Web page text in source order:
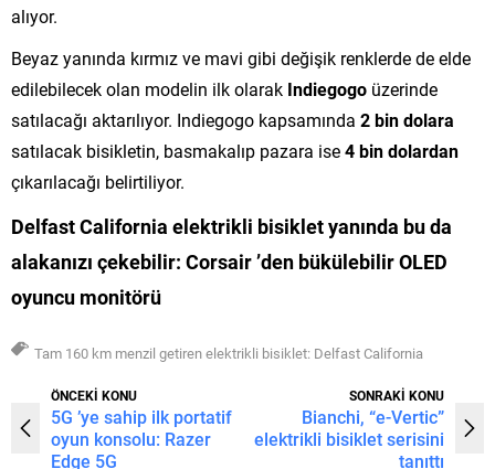
alıyor.
Beyaz yanında kırmız ve mavi gibi değişik renklerde de elde
edilebilecek olan modelin ilk olarak Indiegogo üzerinde
satılacağı aktarılıyor. Indiegogo kapsamında 2 bin dolara
satılacak bisikletin, basmakalıp pazara ise4 bin dolardan
çıkarılacağı belirtiliyor.
Delfast California elektrikli bisiklet yanında bu da
alakanızı çekebilir: Corsair ’den bükülebilir OLED
oyuncu monitörü
Tam 160 km menzil getiren elektrikli bisiklet: Delfast California
ÖNCEKİ KONU
5G ’ye sahip ilk portatif
oyun konsolu: Razer
Edge 5G
SONRAKİ KONU
Bianchi, “e-Vertic”
elektrikli bisiklet serisini
tanıttı